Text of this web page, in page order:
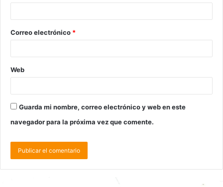
Correo electrónico *
Web
Guarda mi nombre, correo electrónico y web en este
navegador para la próxima vez que comente.